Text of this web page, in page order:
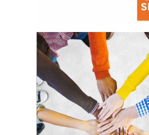
La prévention des conflits
d’intérêts
18 septembre 2023
FEUILLETER